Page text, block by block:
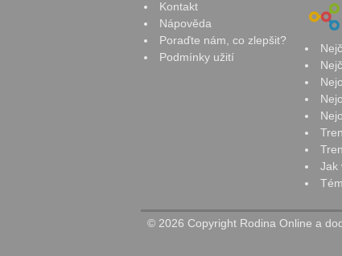
Kontakt
Nápověda
Poraďte nám, co zlepšit?
Podmínky užití
Jak
© 2026 Copyright Rodina Online a